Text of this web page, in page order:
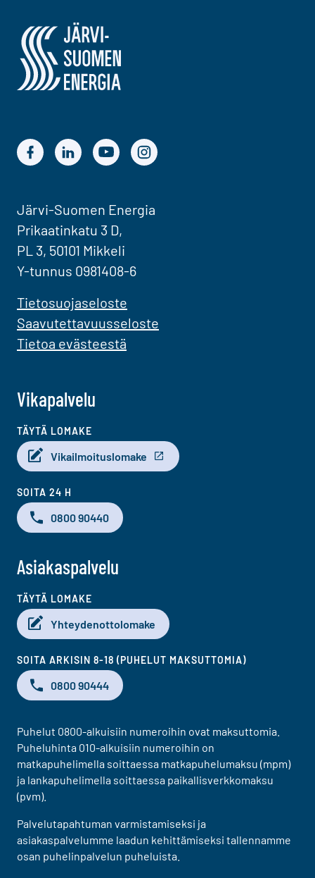
Järvi-Suomen Energia
Järvi-Suomen Energian Facebook
Järvi-Suomen Energian LinkedIn
Järvi-Suomen Energian YouTube
Järvi-Suomen Energian Instagram
Järvi-Suomen Energia
Prikaatinkatu 3 D,
PL 3, 50101 Mikkeli
Y-tunnus 0981408-6
Tietosuojaseloste
Saavutettavuusseloste
Tietoa evästeestä
Vikapalvelu
TÄYTÄ LOMAKE
Vikailmoituslomake
SOITA 24 H
0800 90440
Asiakaspalvelu
TÄYTÄ LOMAKE
Yhteydenottolomake
SOITA ARKISIN 8-18 (PUHELUT MAKSUTTOMIA)
0800 90444
Puhelut 0800-alkuisiin numeroihin ovat maksuttomia.
Puheluhinta 010-alkuisiin numeroihin on
matkapuhelimella soittaessa matkapuhelumaksu (mpm)
ja lankapuhelimella soittaessa paikallisverkkomaksu
(pvm).
Palvelutapahtuman varmistamiseksi ja
asiakaspalvelumme laadun kehittämiseksi tallennamme
osan puhelinpalvelun puheluista.